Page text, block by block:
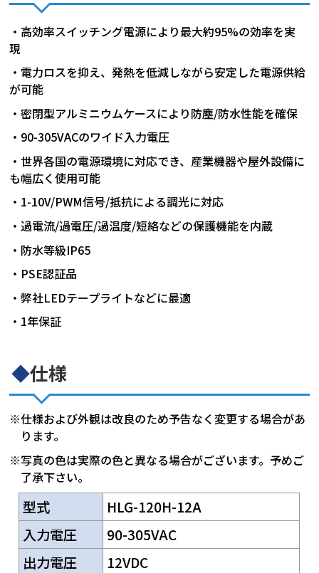
・高効率スイッチング電源により最大約95%の効率を実
現
・電力ロスを抑え、発熱を低減しながら安定した電源供給
が可能
・密閉型アルミニウムケースにより防塵/防水性能を確保
・90-305VACのワイド入力電圧
・世界各国の電源環境に対応でき、産業機器や屋外設備に
も幅広く使用可能
・1-10V/PWM信号/抵抗による調光に対応
・過電流/過電圧/過温度/短絡などの保護機能を内蔵
・防水等級IP65
・PSE認証品
・弊社LEDテープライトなどに最適
・1年保証
◆仕様
※仕様および外観は改良のため予告なく変更する場合があ
ります。
※写真の色は実際の色と異なる場合がございます。予めご
了承下さい。
型式
HLG-120H-12A
入力電圧
90-305VAC
出力電圧
12VDC